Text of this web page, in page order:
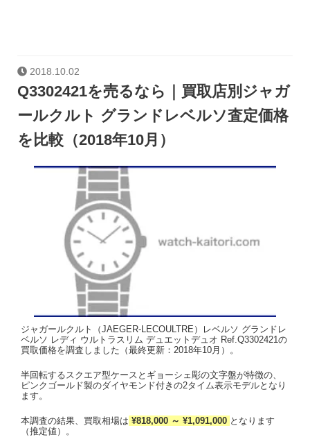
2018.10.02
Q3302421を売るなら｜買取店別ジャガ
ールクルト グランドレベルソ査定価格
を比較（2018年10月）
ジャガールクルト（JAEGER-LECOULTRE）レベルソ グランドレ
ベルソ レディ ウルトラスリム デュエットデュオ Ref.Q3302421の
買取価格を調査しました（最終更新：2018年10月）。
半回転するスクエア型ケースとギョーシェ彫の文字盤が特徴の、
ピンクゴールド製のダイヤモンド付きの2タイム表示モデルとなり
ます。
本調査の結果、買取相場は ¥818,000 ～ ¥1,091,000 となります
（推定値）。